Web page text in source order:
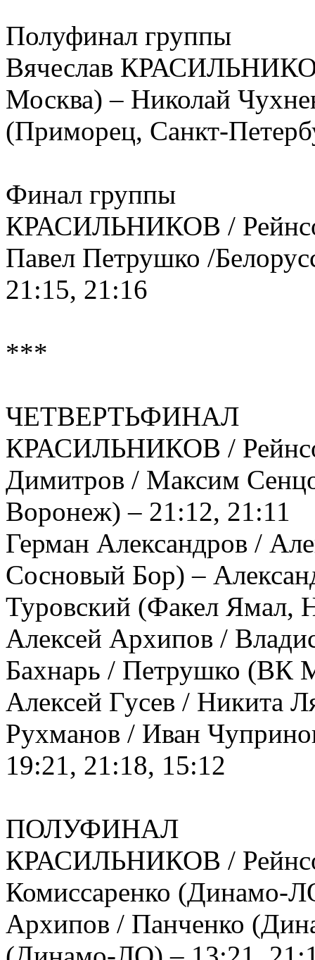
Полуфинал группы
Вячеслав
Москва) – Николай
(Приморец, Санкт-
Финал группы
КРАСИЛЬНИКОВ /
Павел Петрушко /
21:15, 21:16
***
ЧЕТВЕРТЬФИНАЛ
КРАСИЛЬНИКОВ /
Димитров / Максим
Воронеж) – 21:12, 21:11
Герман Александров /
Сосновый Бор) –
Туровский (Факел Ямал,
Алексей Архипов /
Бахнарь / Петрушко (ВК
Алексей Гусев / Никита
Рухманов / Иван
19:21, 21:18, 15:12
ПОЛУФИНАЛ
КРАСИЛЬНИКОВ /
Комиссаренко (Динамо-
Архипов / Панченко